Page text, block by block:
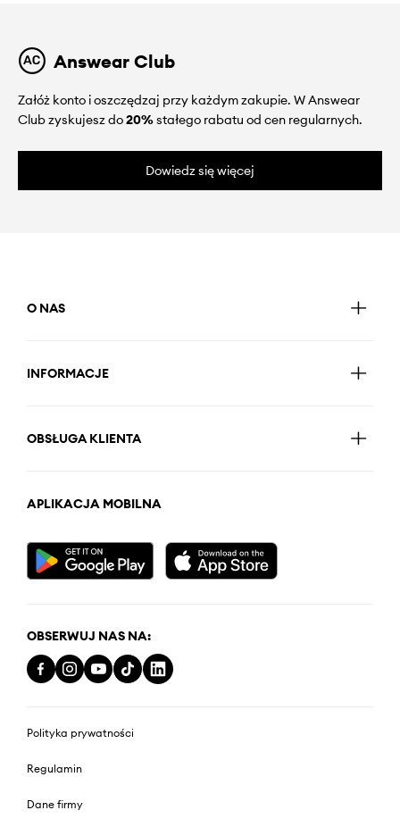
Answear Club
Załóż konto i oszczędzaj przy każdym zakupie. W Answear
Club zyskujesz do20%stałego rabatu od cen regularnych.
Dowiedz się więcej
O NAS
INFORMACJE
OBSŁUGA KLIENTA
APLIKACJA MOBILNA
OBSERWUJ NAS NA:
Polityka prywatności
Regulamin
Dane firmy